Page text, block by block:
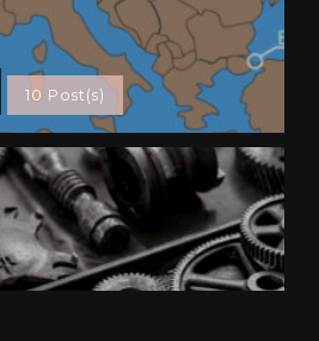
10 Post(s)